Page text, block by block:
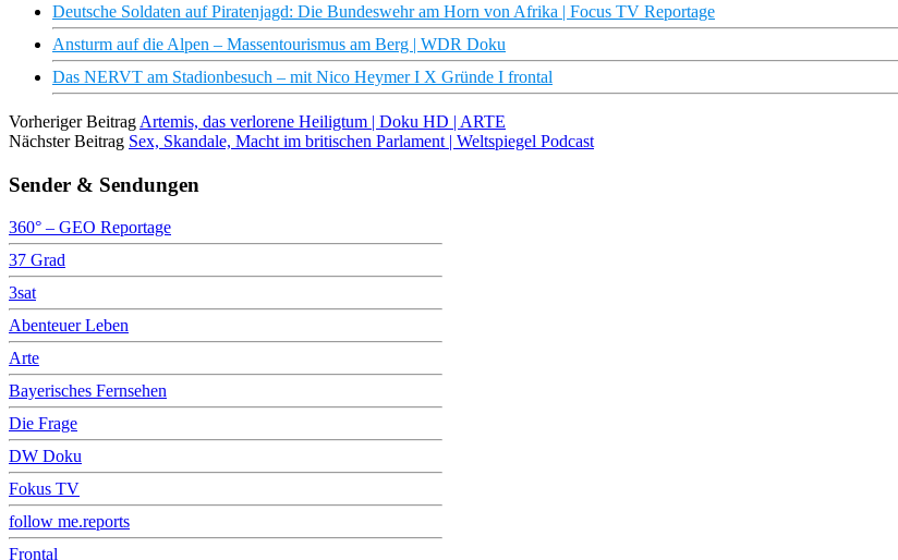
Deutsche Soldaten auf Piratenjagd: Die Bundeswehr am Horn von Afrika | Focus TV Reportage
Ansturm auf die Alpen – Massentourismus am Berg | WDR Doku
Das NERVT am Stadionbesuch – mit Nico Heymer I X Gründe I frontal
Vorheriger Beitrag Artemis, das verlorene Heiligtum | Doku HD | ARTE
Nächster Beitrag Sex, Skandale, Macht im britischen Parlament | Weltspiegel Podcast
Sender & Sendungen
360° – GEO Reportage
37 Grad
3sat
Abenteuer Leben
Arte
Bayerisches Fernsehen
Die Frage
DW Doku
Fokus TV
follow me.reports
Frontal